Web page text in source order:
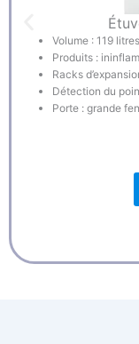
Volume : 119 litres
Produits :
Racks
Détection du
Porte : grande